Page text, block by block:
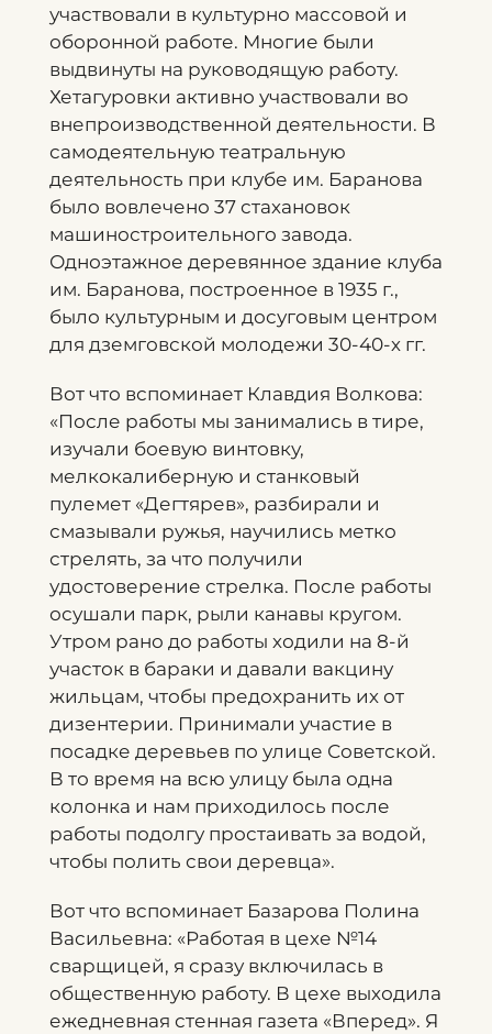
участвовали в культурно массовой и
оборонной работе. Многие были
выдвинуты на руководящую работу.
Хетагуровки активно участвовали во
внепроизводственной деятельности. В
самодеятельную театральную
деятельность при клубе им. Баранова
было вовлечено 37 стахановок
машиностроительного завода.
Одноэтажное деревянное здание клуба
им. Баранова, построенное в 1935 г.,
было культурным и досуговым центром
для дземговской молодежи 30-40-х гг.
Вот что вспоминает Клавдия Волкова:
«После работы мы занимались в тире,
изучали боевую винтовку,
мелкокалиберную и станковый
пулемет «Дегтярев», разбирали и
смазывали ружья, научились метко
стрелять, за что получили
удостоверение стрелка. После работы
осушали парк, рыли канавы кругом.
Утром рано до работы ходили на 8-й
участок в бараки и давали вакцину
жильцам, чтобы предохранить их от
дизентерии. Принимали участие в
посадке деревьев по улице Советской.
В то время на всю улицу была одна
колонка и нам приходилось после
работы подолгу простаивать за водой,
чтобы полить свои деревца».
Вот что вспоминает Базарова Полина
Васильевна: «Работая в цехе №14
сварщицей, я сразу включилась в
общественную работу. В цехе выходила
ежедневная стенная газета «Вперед». Я